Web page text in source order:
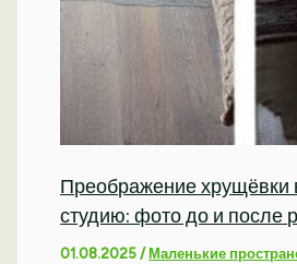
Преображение хрущёвки
студию: фото до и после
01.08.2025/ Маленькие